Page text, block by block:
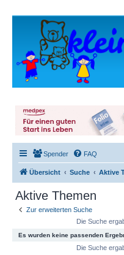
Spender FAQ
Übersicht Suche Aktive
Aktive Themen
Zur erweiterten Suche
Die Suche
Es wurden keine passenden
Die Suche